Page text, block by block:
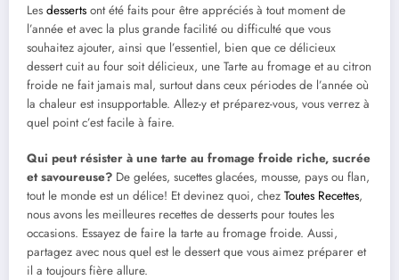
Les desserts ont été faits pour être appréciés à tout moment de
l’année et avec la plus grande facilité ou difficulté que vous
souhaitez ajouter, ainsi que l’essentiel, bien que ce délicieux
dessert cuit au four soit délicieux, une Tarte au fromage et au citron
froide ne fait jamais mal, surtout dans ceux périodes de l’année où
la chaleur est insupportable. Allez-y et préparez-vous, vous verrez à
quel point c’est facile à faire.
Qui peut résister à une tarte au fromage froide riche, sucrée
et savoureuse? De gelées, sucettes glacées, mousse, pays ou flan,
tout le monde est un délice! Et devinez quoi, chez Toutes Recettes,
nous avons les meilleures recettes de desserts pour toutes les
occasions. Essayez de faire la tarte au fromage froide. Aussi,
partagez avec nous quel est le dessert que vous aimez préparer et
il a toujours fière allure.